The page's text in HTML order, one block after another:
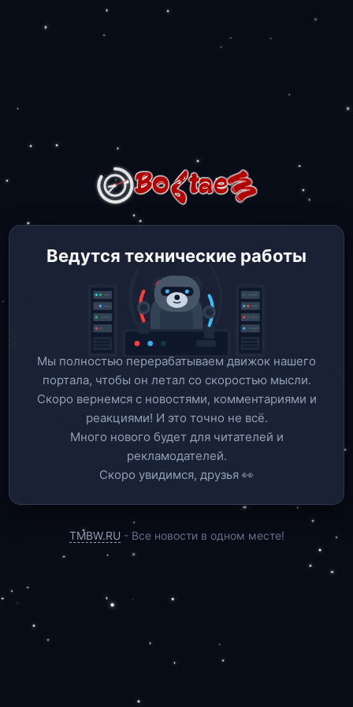
Ведутся технические работы
Мы полностью перерабатываем движок нашего
портала, чтобы он летал со скоростью мысли.
Скоро вернемся c новостями, комментариями и
реакциями! И это точно не всё.
Много нового будет для читателей и
рекламодателей.
Скоро увидимся, друзья 👀
TMBW.RU - Все новости в одном месте!